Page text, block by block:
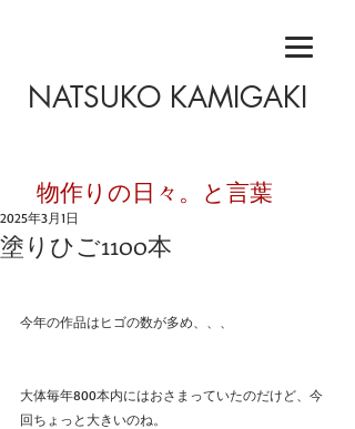
NATSUKO KAMIGAKI
​物作りの日々。と言葉
塗りひご1100本
2025年3月1日
今年の作品はヒゴの数が多め、、、
大体毎年800本内にはおさまっていたのだけど、今
回ちょっと大きいのね。